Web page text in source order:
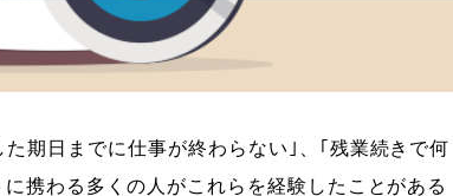
期日までに仕事が終わらない｣、｢残業続きで何
携わる多くの人がこれらを経験したことがある